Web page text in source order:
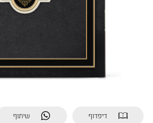
דיפדוף שיתוף